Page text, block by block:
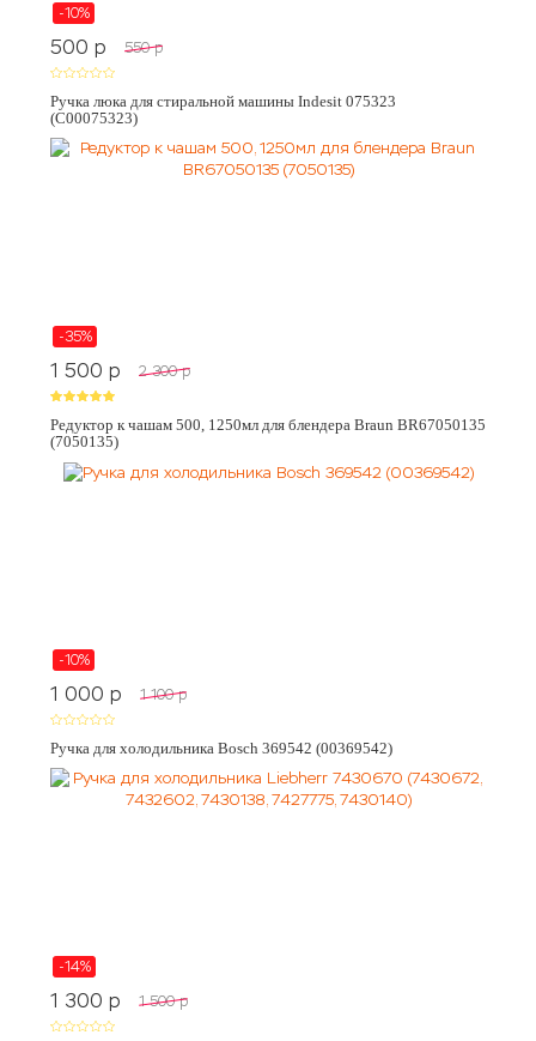
-10%
500 p 550 p
Ручка люка для стиральной машины Indesit 075323
(C00075323)
-35%
1 500 p 2 300 p
Редуктор к чашам 500, 1250мл для блендера Braun BR67050135
(7050135)
-10%
1 000 p 1 100 p
Ручка для холодильника Bosch 369542 (00369542)
-14%
1 300 p 1 500 p